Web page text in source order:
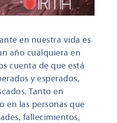
en nuestra vida es
año cualquiera en
cuenta de que está
y esperados,
Tanto en
en las personas que
fallecimientos,